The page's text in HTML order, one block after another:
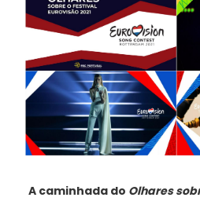
A caminhada do Olhares